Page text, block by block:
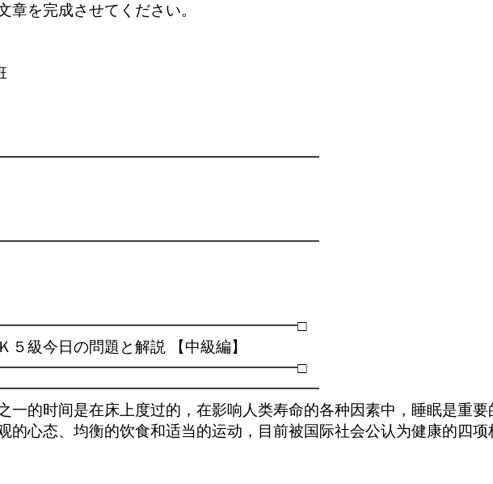
章を完成させてください。
級今日の問題と解説 【中級編】
一的时间是在床上度过的，在影响人类寿命的各种因素中，睡眠是重要
的心态、均衡的饮食和适当的运动，目前被国际社会公认为健康的四项